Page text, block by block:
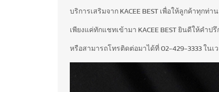
บริการเสริมจาก KACEE BEST เพื่อให้ลูกค้าทุ
เพียงแค่ทักแชทเข้ามา KACEE BEST ยินดีให้ค
หรือสามารถโทรติดต่อมาได้ที่ 02-429-3333 ในเว